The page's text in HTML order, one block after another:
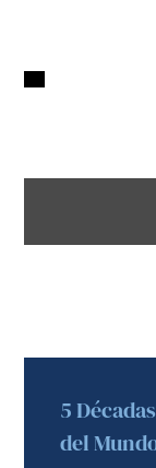
5
del